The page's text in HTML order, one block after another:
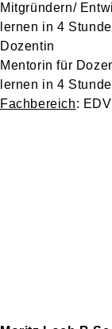
Mitgründern/
lernen in 4
Dozentin
Mentorin für
lernen in 4
Fachbereich: